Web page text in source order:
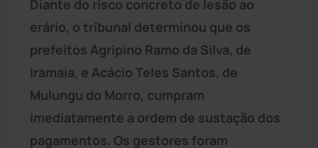
Diante do risco concreto de lesão ao
erário, o tribunal determinou que os
prefeitos Agripino Ramo da Silva, de
Iramaia, e Acácio Teles Santos, de
Mulungu do Morro, cumpram
imediatamente a ordem de sustação dos
pagamentos. Os gestores foram